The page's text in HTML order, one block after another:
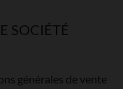
SOCIÉTÉ
générales de vente